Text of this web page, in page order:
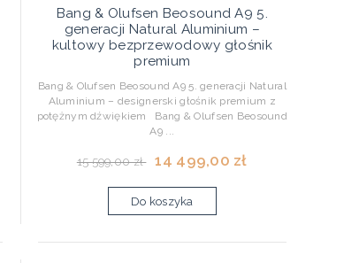
Bang & Olufsen Beosound A9 5.
generacji Natural Aluminium –
kultowy bezprzewodowy głośnik
premium
Bang & Olufsen Beosound A9 5. generacji Natural
Aluminium – designerski głośnik premium z
potężnym dźwiękiem Bang & Olufsen Beosound
A9 ...
15 599,00 zł 14 499,00 zł
Do koszyka